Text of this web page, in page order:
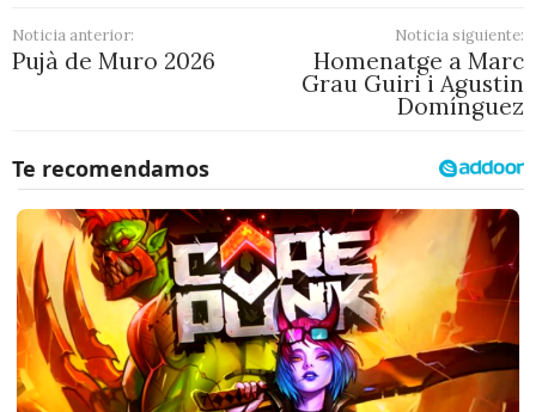
Noticia anterior:
Pujà de Muro 2026
Noticia siguiente:
Homenatge a Marc
Grau Guiri i Agustin
Domínguez